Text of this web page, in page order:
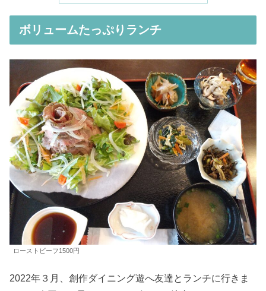
ボリュームたっぷりランチ
ローストビーフ1500円
2022年３月、創作ダイニング遊へ友達とランチに行きま